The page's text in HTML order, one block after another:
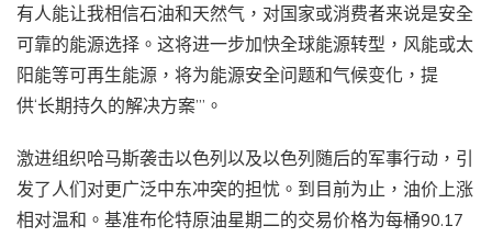
有人能让我相信石油和天然气，对国家或消费者来说是安全
可靠的能源选择。这将进一步加快全球能源转型，风能或太
阳能等可再生能源，将为能源安全问题和气候变化，提
供‘长期持久的解决方案’”。
激进组织哈马斯袭击以色列以及以色列随后的军事行动，引
发了人们对更广泛中东冲突的担忧。到目前为止，油价上涨
相对温和。基准布伦特原油星期二的交易价格为每桶90.17